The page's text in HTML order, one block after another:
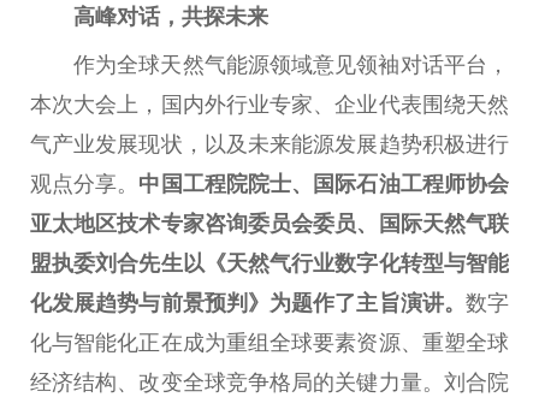
高峰对话，共探未来
作为全球天然气能源领域意见领袖对话平台 ，
本次大会上，国内外行业专家、企业代表围绕天然
气产业发展现状，以及未来能源发展趋势积极进行
观点分享。 中国工程院院士、国际石油工程师协会
亚太地区技术专家咨询委员会委员、国际天然气联
盟执委刘合先生以《天然气行业数字化转型与智能
化发展趋势与前景预判》为题作了主旨演讲。 数字
化与智能化正在成为重组全球要素资源、重塑全球
经济结构、改变全球竞争格局的关键力量。刘合院